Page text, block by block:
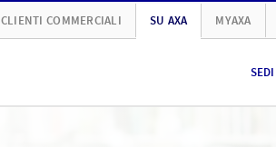
CLIENTI COMMERCIALI SU AXA MYAXA
SEDI